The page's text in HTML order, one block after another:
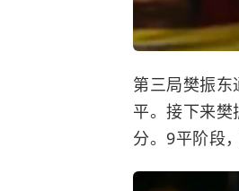
第三局樊振
平。接下来
分。9平阶段